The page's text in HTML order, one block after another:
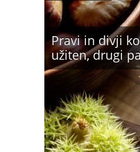
Pravi in divji
užiten, drugi